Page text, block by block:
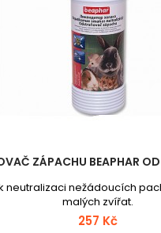
ZÁPACHU BEAPHAR
neutralizaci nežádoucích
malých zvířat.
257 Kč